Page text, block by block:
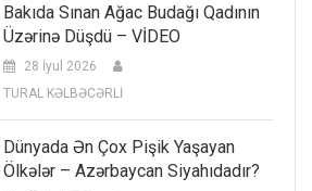
Bakıda Sınan Ağac Budağı Qadının
Üzərinə Düşdü – VİDEO
28 İyul 2026
TURAL KƏLBƏCƏRLİ
Dünyada Ən Çox Pişik Yaşayan
Ölkələr – Azərbaycan Siyahıdadır?